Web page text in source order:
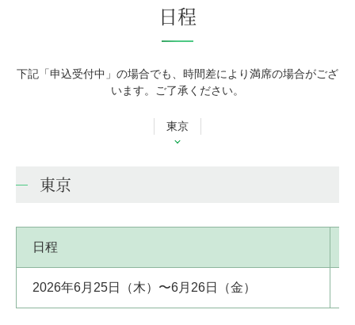
日程
下記「申込受付中」の場合でも、時間差により満席の場合がござ
います。ご了承ください。
東京
東京
日程
2026年6月25日（木）〜6月26日（金）